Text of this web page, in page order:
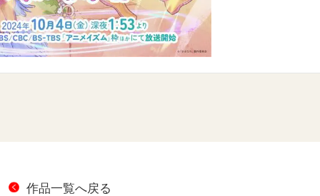
作品一覧へ戻る